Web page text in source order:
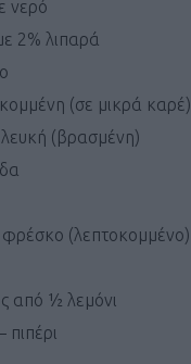
νερό
2% λιπαρά
(σε μικρά καρέ)
(βρασμένη)
φρέσκο (λεπτοκομμένο)
από ½ λεμόνι
πιπέρι